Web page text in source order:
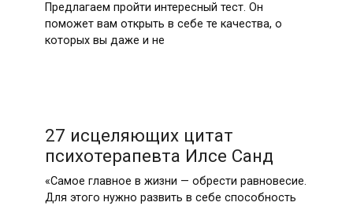
Предлагаем пройти интересный тест. Он
поможет вам открыть в себе те качества, о
которых вы даже и не
27 исцеляющих цитат
психотерапевта Илсе Санд
«Самое главное в жизни — обрести равновесие.
Для этого нужно развить в себе способность